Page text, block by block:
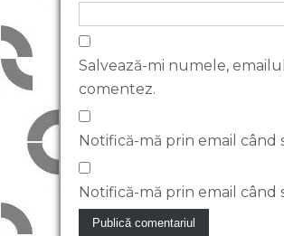
Salvează-mi numele,
comentez.
Notifică-mă prin email
Notifică-mă prin email